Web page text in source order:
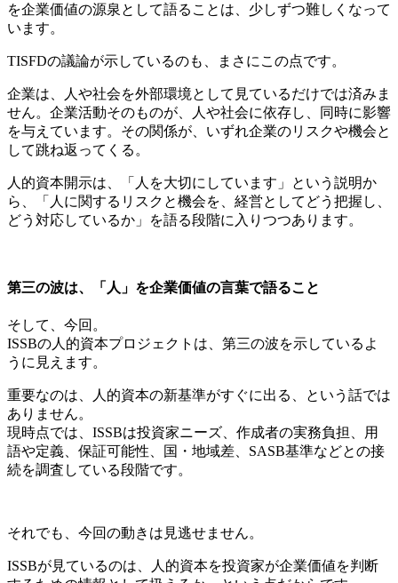
を企業価値の源泉として語ることは、少しずつ難しくなって
います。
TISFDの議論が示しているのも、まさにこの点です。
企業は、人や社会を外部環境として見ているだけでは済みま
せん。企業活動そのものが、人や社会に依存し、同時に影響
を与えています。その関係が、いずれ企業のリスクや機会と
して跳ね返ってくる。
人的資本開示は、「人を大切にしています」という説明か
ら、「人に関するリスクと機会を、経営としてどう把握し、
どう対応しているか」を語る段階に入りつつあります。
第三の波は、「人」を企業価値の言葉で語ること
そして、今回。
ISSBの人的資本プロジェクトは、第三の波を示しているよ
うに見えます。
重要なのは、人的資本の新基準がすぐに出る、という話では
ありません。
現時点では、ISSBは投資家ニーズ、作成者の実務負担、用
語や定義、保証可能性、国・地域差、SASB基準などとの接
続を調査している段階です。
それでも、今回の動きは見逃せません。
ISSBが見ているのは、人的資本を投資家が企業価値を判断